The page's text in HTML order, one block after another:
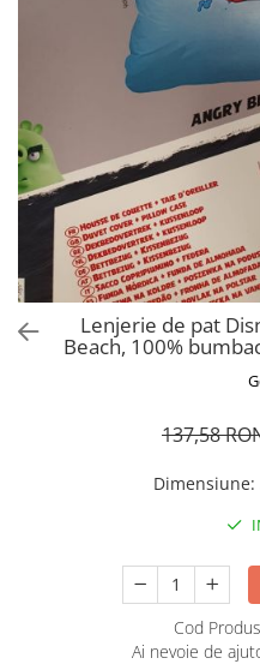
Lenjerie de pat
Beach, 100%
137,58
Dimensiune:
Cod
Ai nevoie de